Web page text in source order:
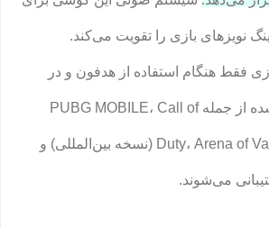
نویزهای بازی را تقویت می‌کند.
فقط هنگام استفاده از هدفون و در
برنامه‌های پشتیبانی‌شده از جمله PUBG MOBILE، Call of
Duty، Arena of Valor، Honor of Kings (نسخه بین‌المللی) و